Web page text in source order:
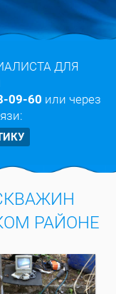
ДЛЯ
09-60 или через
РАЙОНЕ